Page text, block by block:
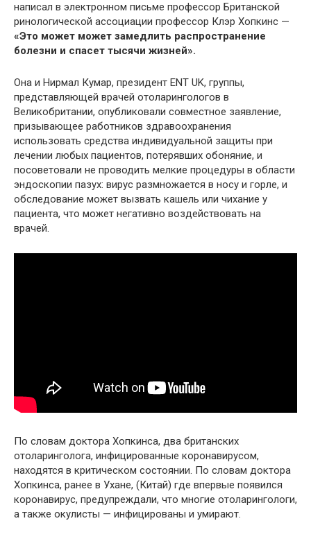
написал в электронном письме профессор Британской
ринологической ассоциации профессор Клэр Хопкинс —
«Это может может замедлить распространение
болезни и спасет тысячи жизней».
Она и Нирмал Кумар, президент ENT UK, группы,
представляющей врачей отоларингологов в
Великобритании, опубликовали совместное заявление,
призывающее работников здравоохранения
использовать средства индивидуальной защиты при
лечении любых пациентов, потерявших обоняние, и
посоветовали не проводить мелкие процедуры в области
эндоскопии пазух: вирус размножается в носу и горле, и
обследование может вызвать кашель или чихание у
пациента, что может негативно воздействовать на
врачей.
По словам доктора Хопкинса, два британских
отоларинголога, инфицированные коронавирусом,
находятся в критическом состоянии. По словам доктора
Хопкинса, ранее в Ухане, (Китай) где впервые появился
коронавирус, предупреждали, что многие отоларингологи,
а также окулисты — инфицированы и умирают.